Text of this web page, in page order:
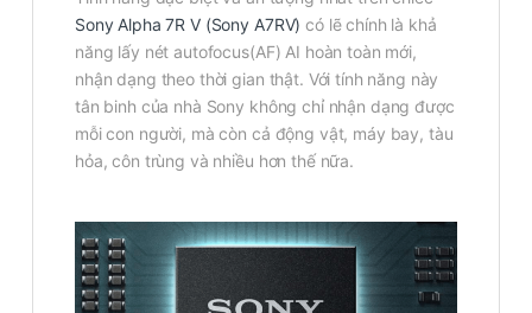
Sony Alpha 7R V (Sony A7RV) có lẽ chính là khả
năng lấy nét autofocus(AF) AI hoàn toàn mới,
nhận dạng theo thời gian thật. Với tính năng này
tân binh của nhà Sony không chỉ nhận dạng được
mỗi con người, mà còn cả động vật, máy bay, tàu
hỏa, côn trùng và nhiều hơn thế nữa.